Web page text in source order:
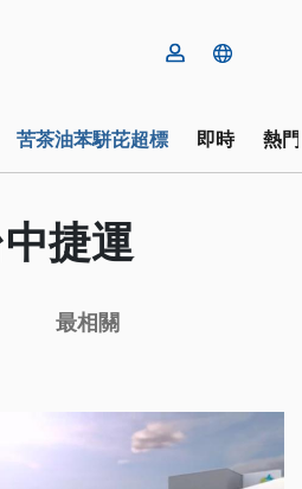
苦茶油苯駢芘超標 即時 熱
捷運
最相關